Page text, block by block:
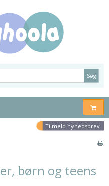
Søg
Tilmeld nyhedsbrev
børn og teens